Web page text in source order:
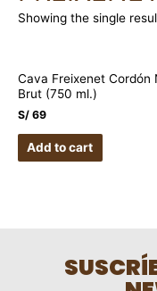
Showing the single
Cava Freixenet Cordón
Brut (750 ml.)
S/ 69
Add to cart